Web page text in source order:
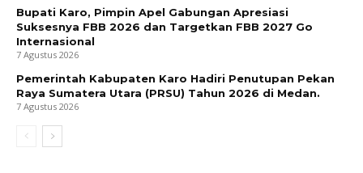
Bupati Karo, Pimpin Apel Gabungan Apresiasi
Suksesnya FBB 2026 dan Targetkan FBB 2027 Go
Internasional
7 Agustus 2026
Pemerintah Kabupaten Karo Hadiri Penutupan Pekan
Raya Sumatera Utara (PRSU) Tahun 2026 di Medan.
7 Agustus 2026